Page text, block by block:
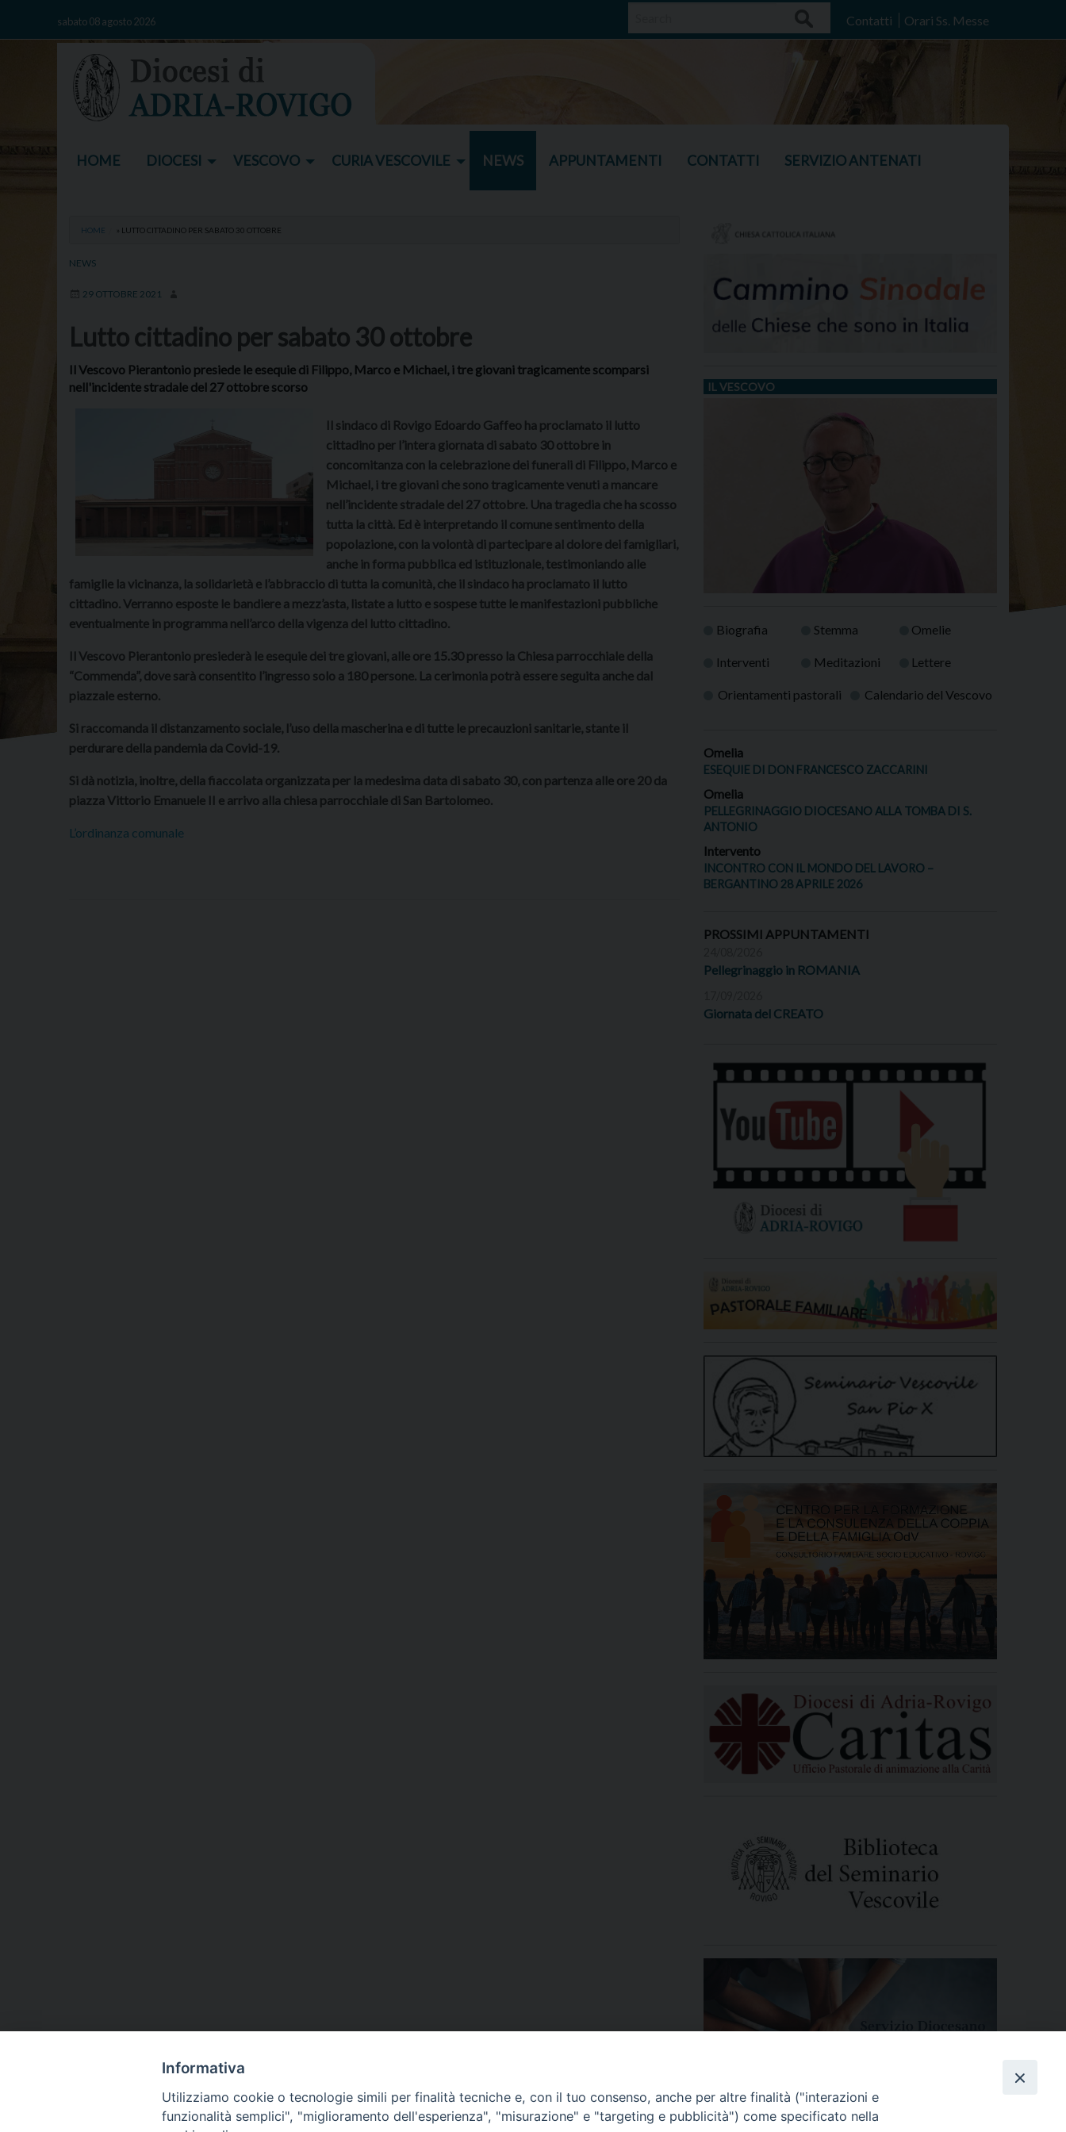
sabato 08 agosto 2026 Contatti Orari Ss. Messe
HOME DIOCESI VESCOVO CURIA VESCOVILE NEWS APPUNTAMENTI CONTATTI SERVIZIO ANTENATI
HOME » LUTTO CITTADINO PER SABATO 30 OTTOBRE
NEWS
29 OTTOBRE 2021
Lutto cittadino per sabato 30 ottobre
Il Vescovo Pierantonio presiede le esequie di Filippo, Marco e Michael, i tre giovani tragicamente scomparsi
nell'incidente stradale del 27 ottobre scorso
Il sindaco di Rovigo Edoardo Gaffeo ha proclamato il lutto
cittadino per l’intera giornata di sabato 30 ottobre in
concomitanza con la celebrazione dei funerali di Filippo, Marco e
Michael, i tre giovani che sono tragicamente venuti a mancare
nell’incidente stradale del 27 ottobre. Una tragedia che ha scosso
tutta la città. Ed è interpretando il comune sentimento della
popolazione, con la volontà di partecipare al dolore dei famigliari,
anche in forma pubblica ed istituzionale, testimoniando alle
famiglie la vicinanza, la solidarietà e l’abbraccio di tutta la comunità, che il sindaco ha proclamato il lutto
cittadino. Verranno esposte le bandiere a mezz’asta, listate a lutto e sospese tutte le manifestazioni pubbliche
eventualmente in programma nell’arco della vigenza del lutto cittadino.
Il Vescovo Pierantonio presiederà le esequie dei tre giovani, alle ore 15.30 presso la Chiesa parrocchiale della
“Commenda”, dove sarà consentito l’ingresso solo a 180 persone. La cerimonia potrà essere seguita anche dal
piazzale esterno.
Si raccomanda il distanzamento sociale, l’uso della mascherina e di tutte le precauzioni sanitarie, stante il
perdurare della pandemia da Covid-19.
Si dà notizia, inoltre, della fiaccolata organizzata per la medesima data di sabato 30, con partenza alle ore 20 da
piazza Vittorio Emanuele II e arrivo alla chiesa parrocchiale di San Bartolomeo.
L’ordinanza comunale
IL VESCOVO
Biografia Stemma Omelie
Interventi Meditazioni Lettere
Orientamenti pastorali Calendario del Vescovo
Omelia
ESEQUIE DI DON FRANCESCO ZACCARINI
Omelia
PELLEGRINAGGIO DIOCESANO ALLA TOMBA DI S.
ANTONIO
Intervento
INCONTRO CON IL MONDO DEL LAVORO –
BERGANTINO 28 APRILE 2026
PROSSIMI APPUNTAMENTI
Pellegrinaggio in ROMANIA
Giornata del CREATO
Informativa
Utilizziamo cookie o tecnologie simili per finalità tecniche e, con il tuo consenso, anche per altre finalità ("interazioni e
funzionalità semplici", "miglioramento dell'esperienza", "misurazione" e "targeting e pubblicità") come specificato nella